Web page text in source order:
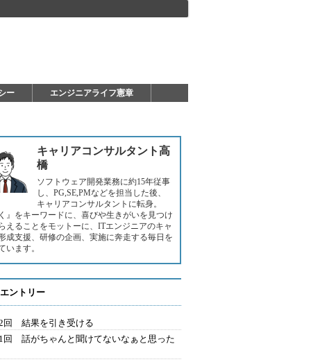
ー エンジニアライフ憲章
キャリアコンサルタント高
橋
ソフトウェア開発業務に約15年従事
し、PG,SE,PMなどを担当した後、
キャリアコンサルタントに転身。
』をキーワードに、喜びや生きがいを見つけ
えることをモットーに、ITエンジニアのキャ
成支援、研修の企画、実施に奔走する毎日を
います。
ントリー
回 結果を引き受ける
回 話がちゃんと聞けてないなぁと思った